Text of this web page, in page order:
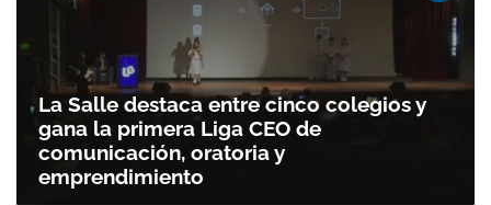
La Salle destaca entre cinco colegios y
gana la primera Liga CEO de
comunicación, oratoria y
emprendimiento